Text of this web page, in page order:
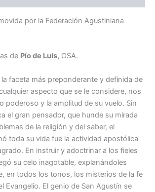
por la Federación Agustiniana
de Pío de Luis, OSA.
faceta más preponderante y definida de
aspecto que se le considere, nos
poderoso y la amplitud de su vuelo. Sin
el gran pensador, que hunde su mirada
de la religión y del saber, el
toda su vida fue la actividad apostólica
En instruir y adoctrinar a los fieles
su celo inagotable, explanándoles
en todos los tonos, los misterios de la fe
Evangelio. El genio de San Agustín se